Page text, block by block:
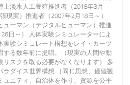
上淡水人工養殖推進者（2018年3月
現実）推進者（2007年2月18日～）
ューマン（デジタルヒューマン）推進
26日～） 人体実験シミュレーターによ
実験シミュレート構想をレイ・カーツ
する数年前に提唱。（現実の人間や動
リスクを取る必要がなくなります） 多
ラダイス世界構想 （同じ思想、価値観
ュニティ、自治体を作り、資源を公平